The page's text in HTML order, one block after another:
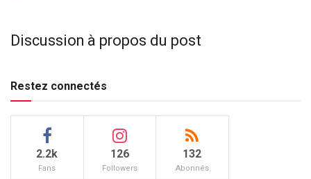
Discussion à propos du post
Restez connectés
2.2k
Fans
126
Followers
132
Abonnés